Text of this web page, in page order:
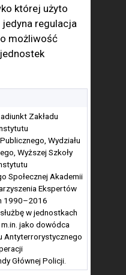
której użyto
jedyna regulacja
możliwość
Zakładu
Wydziału
Wyższej Szkoły
Społecznej Akademii
Ekspertów
1990–2016
w jednostkach
jako dowódca
Antyterrorystycznego
Głównej Policji.